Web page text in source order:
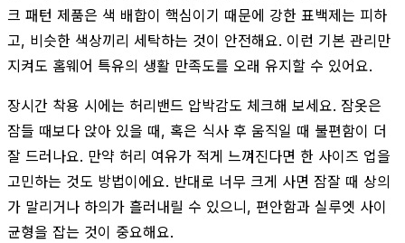
크 패턴 제품은 색 배합이 핵심이기 때문에 강한 표백제는 피하
고, 비슷한 색상끼리 세탁하는 것이 안전해요. 이런 기본 관리만
지켜도 홈웨어 특유의 생활 만족도를 오래 유지할 수 있어요.
장시간 착용 시에는 허리밴드 압박감도 체크해 보세요. 잠옷은
잠들 때보다 앉아 있을 때, 혹은 식사 후 움직일 때 불편함이 더
잘 드러나요. 만약 허리 여유가 적게 느껴진다면 한 사이즈 업을
고민하는 것도 방법이에요. 반대로 너무 크게 사면 잠잘 때 상의
가 말리거나 하의가 흘러내릴 수 있으니, 편안함과 실루엣 사이
균형을 잡는 것이 중요해요.